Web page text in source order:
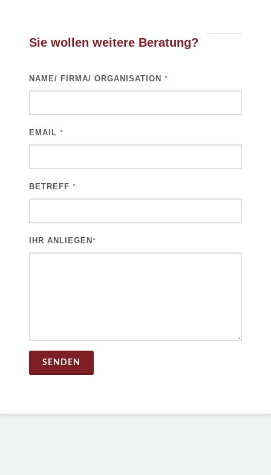
Sie wollen weitere Beratung?
NAME/ FIRMA/ ORGANISATION *
EMAIL *
BETREFF *
IHR ANLIEGEN *
SENDEN